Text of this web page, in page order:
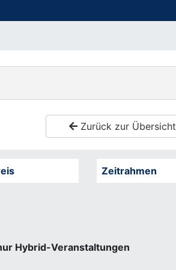
Zurück zur Übersicht
Zeitrahmen
Hybrid-Veranstaltungen